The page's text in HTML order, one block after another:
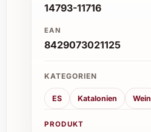
14793-11716
EAN
8429073021125
KATEGORIEN
ES Katalonien Wein
PRODUKT